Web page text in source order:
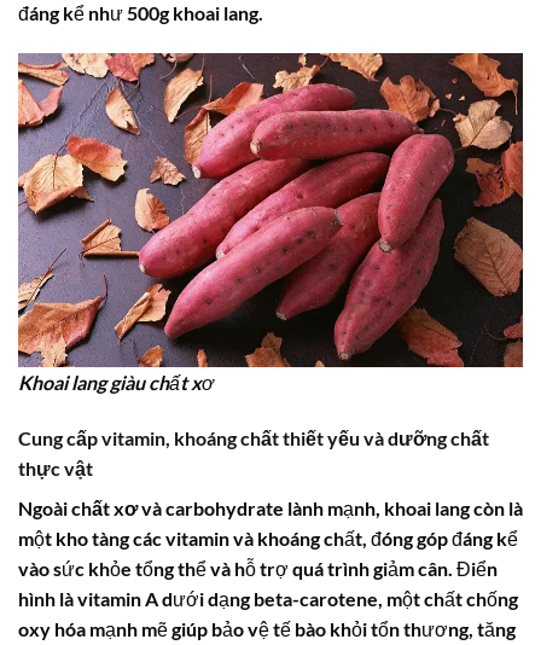
đáng kể như500g khoai lang.
Khoai lang giàu chất xơ
Cung cấp vitamin, khoáng chất thiết yếu và dưỡng chất
thực vật
Ngoàichất xơvàcarbohydrate lành mạnh, khoai lang còn là
một kho tàng các vitamin và khoáng chất, đóng góp đáng kể
vào sức khỏe tổng thể và hỗ trợ quá trình giảm cân. Điển
hình làvitamin Adưới dạng beta-carotene, một chất chống
oxy hóa mạnh mẽ giúp bảo vệ tế bào khỏi tổn thương, tăng